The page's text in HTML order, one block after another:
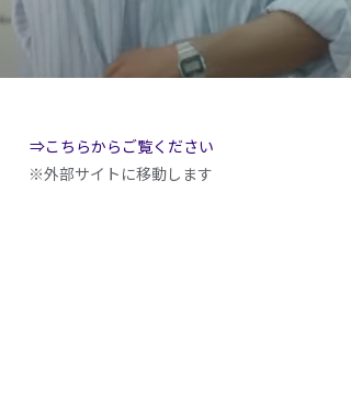
⇒こちらからご覧ください
※外部サイトに移動します